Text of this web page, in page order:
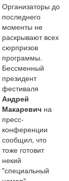
Организаторы до
последнего
моменты не
раскрывают всех
сюрпризов
программы.
Бессменный
президент
фестиваля
Андрей
Макаревич на
пресс-
конференции
сообщил, что
тоже готовит
некий
"специальный